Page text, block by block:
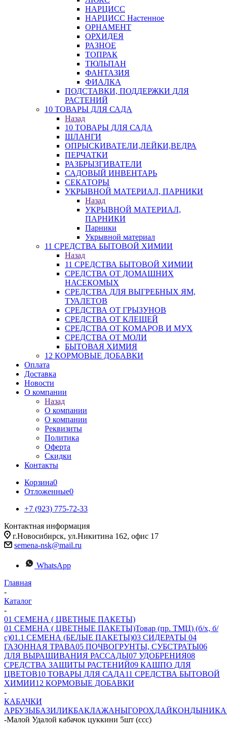
НАРЦИСС
НАРЦИСС Настенное
ОРНАМЕНТ
ОРХИДЕЯ
РАЗНОЕ
ТОПРАК
ТЮЛЬПАН
ФАНТАЗИЯ
ФИАЛКА
ПОДСТАВКИ, ПОДДЕРЖКИ ДЛЯ
РАСТЕНИЙ
10 ТОВАРЫ ДЛЯ САДА
Назад
10 ТОВАРЫ ДЛЯ САДА
ШЛАНГИ
ОПРЫСКИВАТЕЛИ,ЛЕЙКИ,ВЕДРА
ПЕРЧАТКИ
РАЗБРЫЗГИВАТЕЛИ
САДОВЫЙ ИНВЕНТАРЬ
СЕКАТОРЫ
УКРЫВНОЙ МАТЕРИАЛ, ПАРНИКИ
Назад
УКРЫВНОЙ МАТЕРИАЛ,
ПАРНИКИ
Парники
Укрывной материал
11 СРЕДСТВА БЫТОВОЙ ХИМИИ
Назад
11 СРЕДСТВА БЫТОВОЙ ХИМИИ
СРЕДСТВА ОТ ДОМАШНИХ
НАСЕКОМЫХ
СРЕДСТВА ДЛЯ ВЫГРЕБНЫХ ЯМ,
ТУАЛЕТОВ
СРЕДСТВА ОТ ГРЫЗУНОВ
СРЕДСТВА ОТ КЛЕЩЕЙ
СРЕДСТВА ОТ КОМАРОВ И МУХ
СРЕДСТВА ОТ МОЛИ
БЫТОВАЯ ХИМИЯ
12 КОРМОВЫЕ ДОБАВКИ
Оплата
Доставка
Новости
О компании
Назад
О компании
О компании
Реквизиты
Политика
Оферта
Скидки
Контакты
Корзина0
Отложенные0
+7 (923) 775-72-33
Контактная информация
г.Новосибирск, ул.Никитина 162, офис 17
semena-nsk@mail.ru
WhatsApp
Главная
-
Каталог
-
01 СЕМЕНА ( ЦВЕТНЫЕ ПАКЕТЫ)
01 СЕМЕНА ( ЦВЕТНЫЕ ПАКЕТЫ)Товар (пр. ТМЦ) (б/х, б/
с)01.1 СЕМЕНА (БЕЛЫЕ ПАКЕТЫ)03 СИДЕРАТЫ 04
ГАЗОННАЯ ТРАВА05 ПОЧВОГРУНТЫ, СУБСТРАТЫ06
ДЛЯ ВЫРАЩИВАНИЯ РАССАДЫ07 УДОБРЕНИЯ08
СРЕДСТВА ЗАЩИТЫ РАСТЕНИЙ09 КАШПО ДЛЯ
ЦВЕТОВ10 ТОВАРЫ ДЛЯ САДА11 СРЕДСТВА БЫТОВОЙ
ХИМИИ12 КОРМОВЫЕ ДОБАВКИ
-
КАБАЧКИ
АРБУЗЫБАЗИЛИКБАКЛАЖАНЫГОРОХДАЙКОНДЫНИ
-Малой Удалой кабачок цуккини 5шт (ссс)